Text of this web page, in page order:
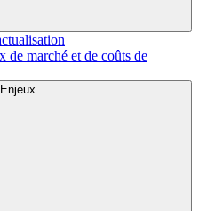
de marché et de coûts de
Enjeux